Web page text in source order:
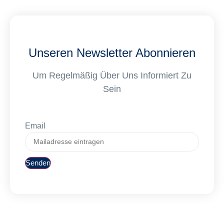
Unseren Newsletter Abonnieren
Um Regelmäßig Über Uns Informiert Zu
Sein
Email
Senden